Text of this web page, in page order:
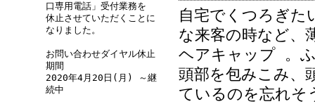
口専用電話」受付業務を
休止させていただくことに
なりました。
お問い合わせダイヤル休止
期間
2020年4月20日(月) ～継
続中
自宅でくつろぎた
な来客の時など、
ヘアキャップ 。
頭部を包みこみ、
ているのを忘れそ